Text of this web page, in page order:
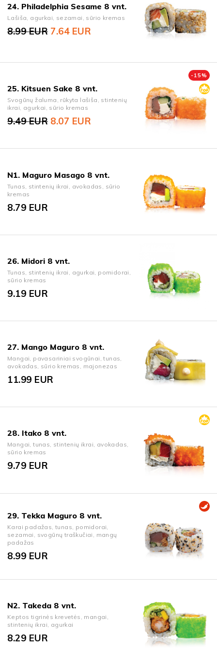
24. Philadelphia Sesame 8 vnt.
Lašiša, agurkai, sezamai, sūrio kremas
8.99EUR
Original price was: 8.99 EUR.
7.64 EUR
Current price is: 7.64 EUR.
- 15%
25. Kitsuen Sake 8 vnt.
Svogūnų žaluma, rūkyta lašiša, stintenių
ikrai, agurkai, sūrio kremas
9.49EUR
Original price was: 9.49 EUR.
8.07 EUR
Current price is: 8.07 EUR.
N1. Maguro Masago 8 vnt.
Tunas, stintenių ikrai, avokadas, sūrio
kremas
8.79 EUR
26. Midori 8 vnt.
Tunas, stintenių ikrai, agurkai, pomidorai,
sūrio kremas
9.19 EUR
27. Mango Maguro 8 vnt.
Mangai, pavasariniai svogūnai, tunas,
avokadas, sūrio kremas, majonezas
11.99 EUR
28. Itako 8 vnt.
Mangai, tunas, stintenių ikrai, avokadas,
sūrio kremas
9.79 EUR
29. Tekka Maguro 8 vnt.
Karai padažas, tunas, pomidorai,
sezamai, svogūnų traškučiai, mangų
padažas
8.99 EUR
N2. Takeda 8 vnt.
Keptos tigrinės krevetės, mangai,
stintenių ikrai, agurkai
8.29 EUR